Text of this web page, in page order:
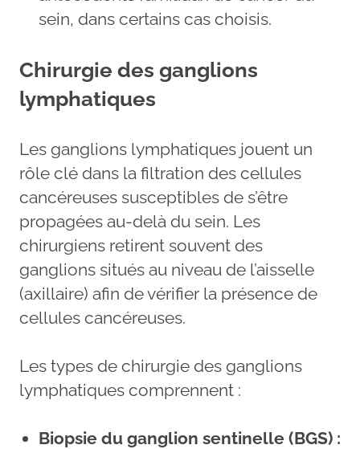
sein, dans certains cas choisis.
Chirurgie des ganglions
lymphatiques
Les ganglions lymphatiques jouent un
rôle clé dans la filtration des cellules
cancéreuses susceptibles de s’être
propagées au-delà du sein. Les
chirurgiens retirent souvent des
ganglions situés au niveau de l’aisselle
(axillaire) afin de vérifier la présence de
cellules cancéreuses.
Les types de chirurgie des ganglions
lymphatiques comprennent :
Biopsie du ganglion sentinelle (BGS) :